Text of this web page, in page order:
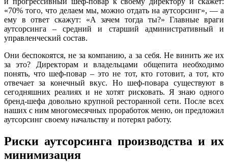
«70% того, что делаем мы, можно отдать на аутсорсинг», — а
ему в ответ скажут: «А зачем тогда ты?» Главные враги
аутсорсинга – средний и старший административный и
управленческий состав.
Они беспокоятся, не за компанию, а за себя. Не винить же их
за это? Директорам и владельцами общепита необходимо
понять, что шеф-повар – это не тот, кто готовит, а тот, кто
отвечает за конечный вкус. Но шеф-повара существуют в
сегодняшних реалиях и не хотят рисковать. Я знаю одного
бренд-шефа довольно крупной ресторанной сети. После всех
наших с ним многомесячных проработок меню, он предложил
аутсорсинг своему начальству и потерял работу.
Риски аутсорсинга производства и их
минимизация